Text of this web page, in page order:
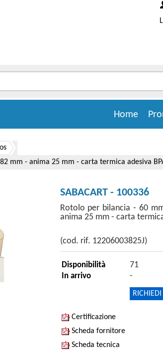
Home
mm - anima 25 mm - carta termica adesiva
SABACART - 100336
Rotolo per bilancia - 60
anima 25 mm - carta
(cod. rif. 12206003825J)
Disponibilità 71
In arrivo -
Certificazione
Scheda fornitore
Scheda tecnica